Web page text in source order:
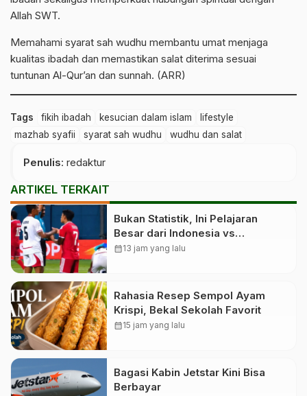
Allah SWT.
Memahami syarat sah wudhu membantu umat menjaga
kualitas ibadah dan memastikan salat diterima sesuai
tuntunan Al-Qur’an dan sunnah. (ARR)
Tags fikih ibadah kesucian dalam islam
lifestyle
mazhab syafii
syarat sah wudhu wudhu dan salat
Penulis: redaktur
ARTIKEL TERKAIT
Bukan Statistik, Ini Pelajaran
Besar dari Indonesia vs
Singapura
calendar_month13 jam yang lalu
Rahasia Resep Sempol Ayam
Krispi, Bekal Sekolah Favorit
calendar_month15 jam yang lalu
Bagasi Kabin Jetstar Kini Bisa
Berbayar